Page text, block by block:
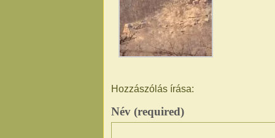
Hozzászólás írása:
Név (required)